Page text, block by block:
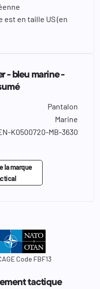
est en taille US (en
- bleu marine -
Pantalon
Marine
K0500720-MB-3630
la marque
Code FBF13
tactique